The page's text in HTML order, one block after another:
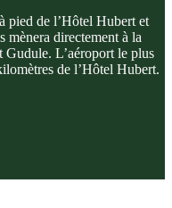
pied de l’Hôtel Hubert et
mènera directement à la
Gudule. L’aéroport le plus
de l’Hôtel Hubert.